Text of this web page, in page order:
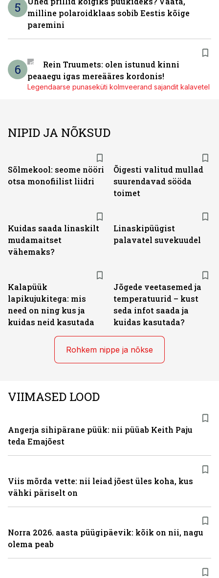
5
milline polaroidklaas sobib Eestis kõige
paremini
6
Rein Truumets: olen istunud kinni
peaaegu igas mereääres kordonis!
Legendaarse punaseküti kolmveerand sajandit kalavetel
NIPID JA NÕKSUD
Sõlmekool: seome nööri
otsa monofiilist liidri
Õigesti valitud mullad
suurendavad sööda
toimet
Kuidas saada linaskilt
mudamaitset
vähemaks?
Linaskipüügist
palavatel suvekuudel
Kalapüük
lapikujukitega: mis
need on ning kus ja
kuidas neid kasutada
Jõgede veetasemed ja
temperatuurid – kust
seda infot saada ja
kuidas kasutada?
Rohkem nippe ja nõkse
VIIMASED LOOD
Angerja sihipärane püük: nii püüab Keith Paju
teda Emajõest
Viis mõrda vette: nii leiad jõest üles koha, kus
vähki päriselt on
Norra 2026. aasta püügipäevik: kõik on nii, nagu
olema peab